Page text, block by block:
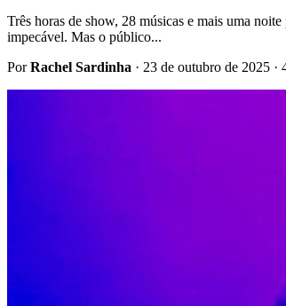
Três horas de show, 28 músicas e mais uma
impecável. Mas o público...
PorRachel Sardinha · 23 de outubro de 2025 ·